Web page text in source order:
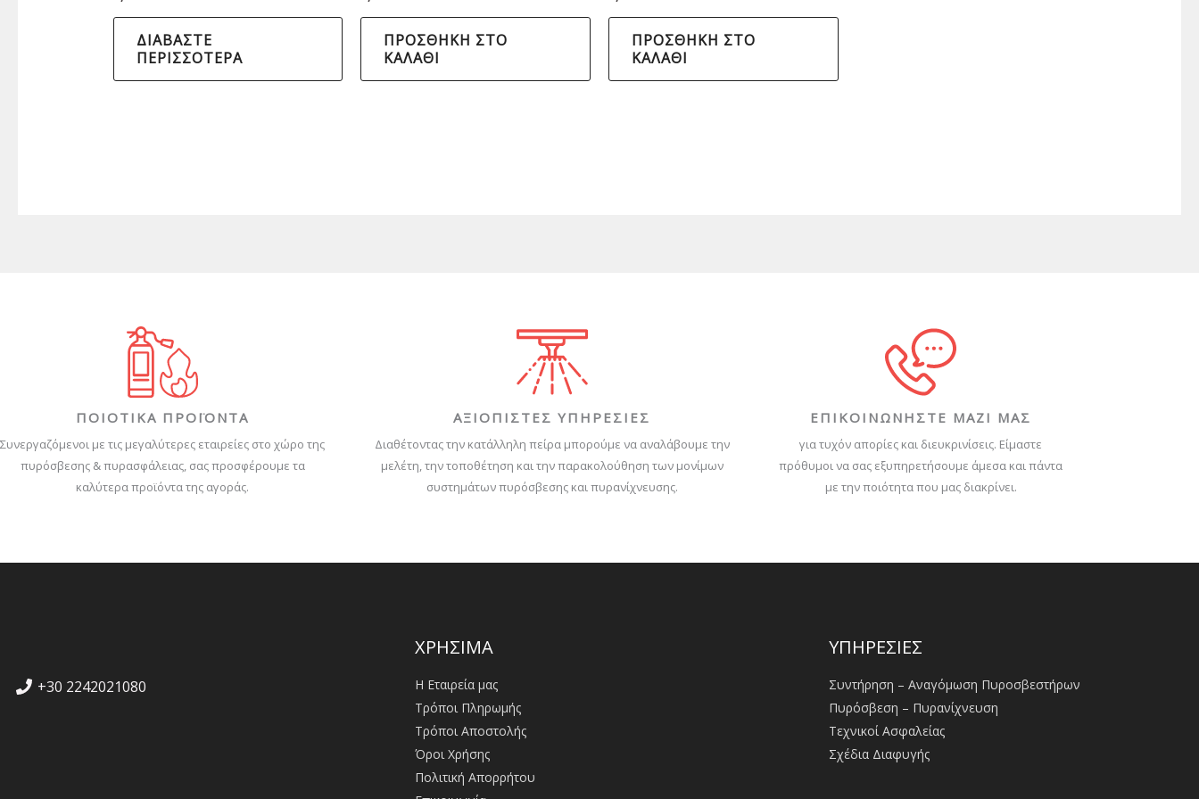
ΔΙΑΒΆΣΤΕ
ΠΕΡΙΣΣΌΤΕΡΑ
ΠΡΟΣΘΉΚΗ ΣΤΟ
ΚΑΛΆΘΙ
ΠΡΟΣΘΉΚΗ ΣΤΟ
ΚΑΛΆΘΙ
ΠΟΙΟΤΙΚΑ ΠΡΟΪΟΝΤΑ
Συνεργαζόμενοι με τις μεγαλύτερες εταιρείες στο χώρο της
πυρόσβεσης & πυρασφάλειας, σας προσφέρουμε τα
καλύτερα προϊόντα της αγοράς.
ΑΞΙΟΠΙΣΤΕΣ ΥΠΗΡΕΣΙΕΣ
Διαθέτοντας την κατάλληλη πείρα μπορούμε να αναλάβουμε την
μελέτη, την τοποθέτηση και την παρακολούθηση των μονίμων
συστημάτων πυρόσβεσης και πυρανίχνευσης.
ΕΠΙΚΟΙΝΩΝΗΣΤΕ ΜΑΖΙ ΜΑΣ
για τυχόν απορίες και διευκρινίσεις. Είμαστε
πρόθυμοι να σας εξυπηρετήσουμε άμεσα και πάντα
με την ποιότητα που μας διακρίνει.
+30 2242021080
ΧΡΗΣΙΜΑ
Η Εταιρεία μας
Τρόποι Πληρωμής
Τρόποι Αποστολής
Όροι Χρήσης
Πολιτική Απορρήτου
ΥΠΗΡΕΣΙΕΣ
Συντήρηση – Αναγόμωση Πυροσβεστήρων
Πυρόσβεση – Πυρανίχνευση
Τεχνικοί Ασφαλείας
Σχέδια Διαφυγής